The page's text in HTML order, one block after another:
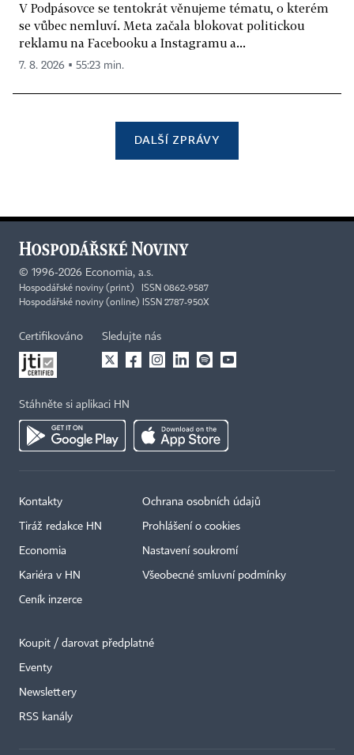
V Podpásovce se tentokrát věnujeme tématu, o kterém
se vůbec nemluví. Meta začala blokovat politickou
reklamu na Facebooku a Instagramu a...
7. 8. 2026 ▪ 55:23 min.
DALŠÍ ZPRÁVY
© 1996-2026 Economia, a.s.
Hospodářské noviny (print) ISSN 0862-9587
Hospodářské noviny (online) ISSN 2787-950X
Certifikováno Sledujte nás
Stáhněte si aplikaci HN
Kontakty
Tiráž redakce HN
Economia
Kariéra v HN
Ceník inzerce
Ochrana osobních údajů
Prohlášení o cookies
Nastavení soukromí
Všeobecné smluvní podmínky
Koupit / darovat předplatné
Eventy
Newslettery
RSS kanály